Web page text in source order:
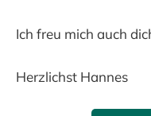
Ich freu mich auch
Herzlichst Hannes